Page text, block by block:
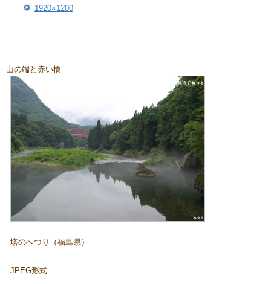
1920×1200
山の端と赤い橋
塔のへつり（福島県）
JPEG形式